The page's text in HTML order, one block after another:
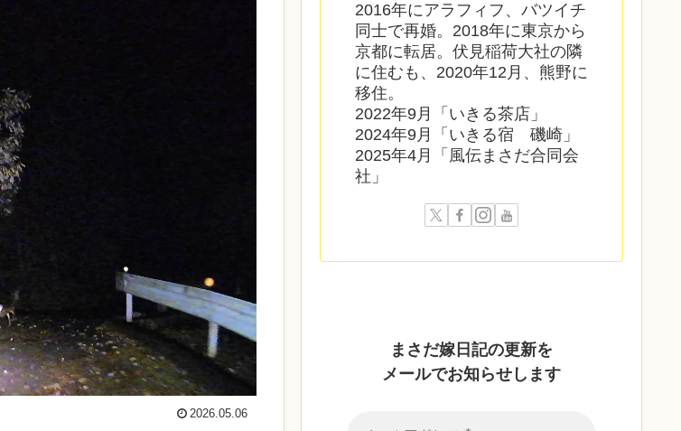
2026.05.06
2016年にアラフィフ、バツイチ
同士で再婚。2018年に東京から
京都に転居。伏見稲荷大社の隣
に住むも、2020年12月、熊野に
移住。
2022年9月「いきる茶店」
2024年9月「いきる宿 磯崎」
2025年4月「風伝まさだ合同会
社」
まさだ嫁日記の更新を
メールでお知らせします